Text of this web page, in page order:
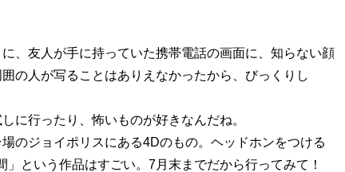
、友人が手に持っていた携帯電話の画面に、知らない顔
の人が写ることはありえなかったから、びっくりし
に行ったり、怖いものが好きなんだね。
ジョイポリスにある4Dのもの。ヘッドホンをつける
という作品はすごい。7月末までだから行ってみて！